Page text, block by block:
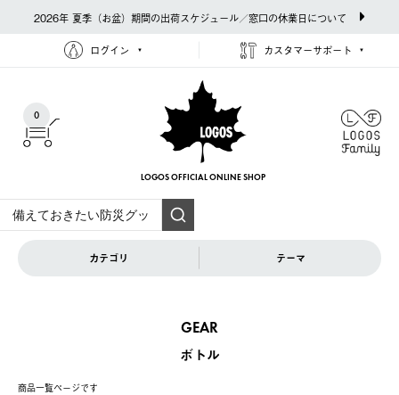
2026年 夏季（お盆）期間の出荷スケジュール／窓口の休業日について
ログイン カスタマーサポート
0
LOGOS OFFICIAL ONLINE SHOP
カテゴリ テーマ
GEAR
ボトル
商品一覧ページです